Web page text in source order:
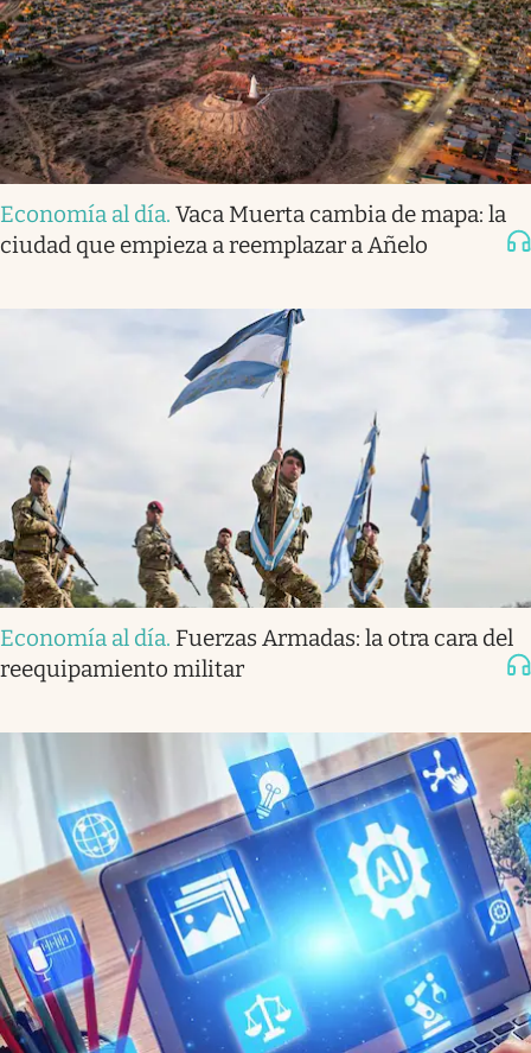
Economía al día. Vaca Muerta cambia de mapa: la
ciudad que empieza a reemplazar a Añelo
Economía al día. Fuerzas Armadas: la otra cara del
reequipamiento militar